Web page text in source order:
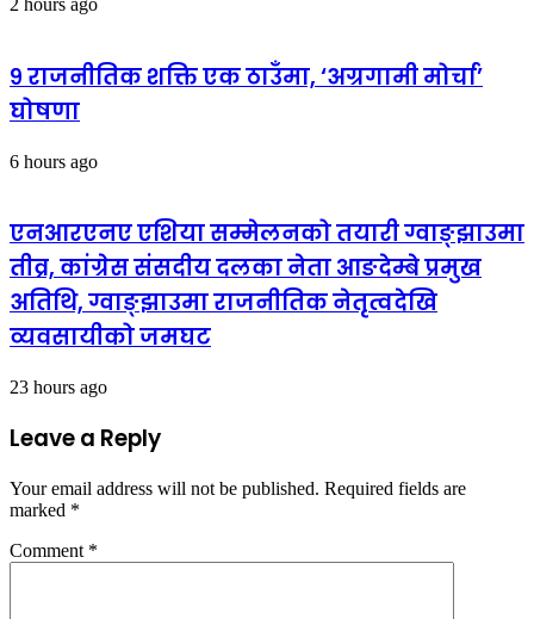
2 hours ago
९ राजनीतिक शक्ति एक ठाउँमा, ‘अग्रगामी मोर्चा’
घोषणा
6 hours ago
एनआरएनए एशिया सम्मेलनको तयारी ग्वाङ्झाउमा
तीव्र, कांग्रेस संसदीय दलका नेता आङदेम्बे प्रमुख
अतिथि, ग्वाङ्झाउमा राजनीतिक नेतृत्वदेखि
व्यवसायीको जमघट
23 hours ago
Leave a Reply
Your email address will not be published. Required fields are
marked *
Comment *